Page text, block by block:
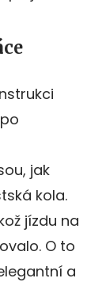
jak
kola.
jízdu na
O to
a